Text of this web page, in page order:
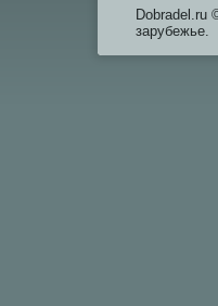
Dobradel.ru
зарубежье.